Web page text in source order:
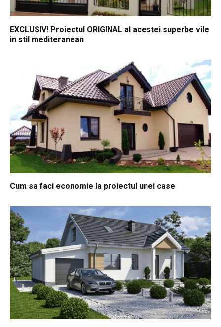
EXCLUSIV! Proiectul ORIGINAL al acestei superbe vile
in stil mediteranean
Cum sa faci economie la proiectul unei case